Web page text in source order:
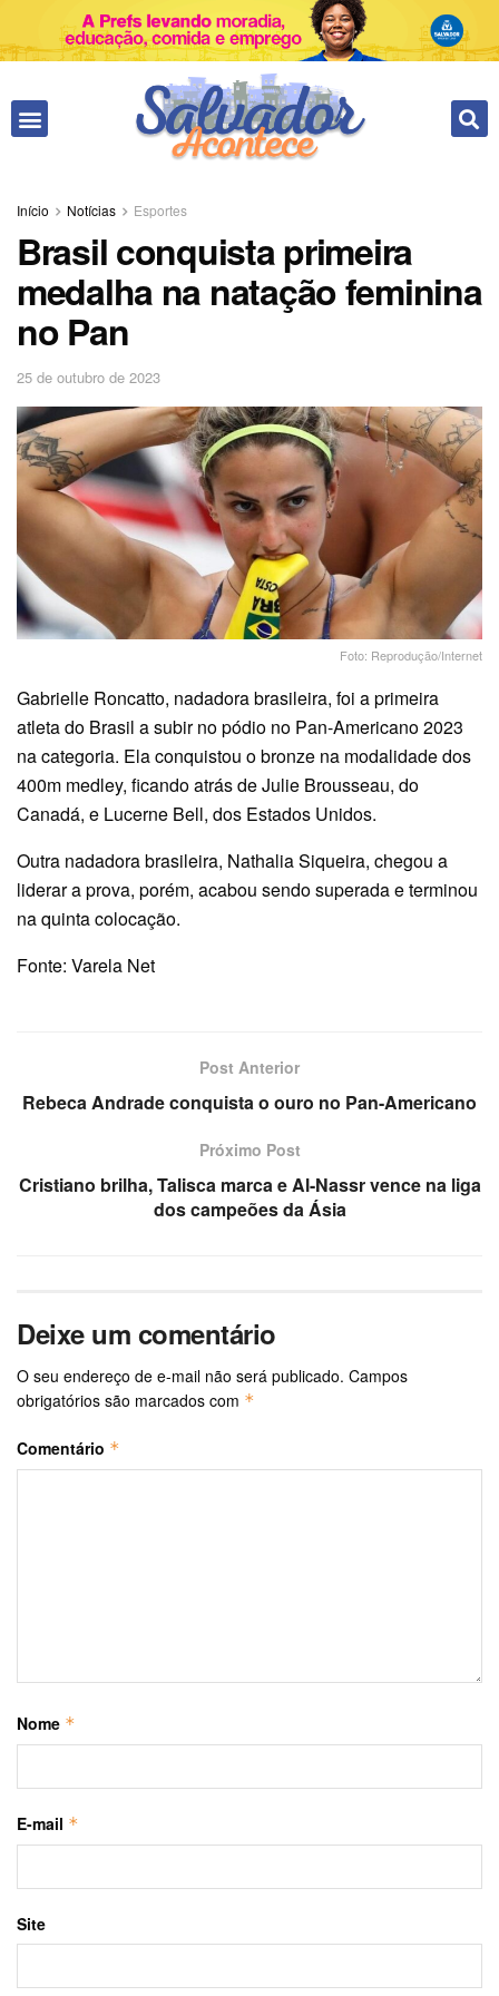
Início Notícias Esportes
Brasil conquista primeira
medalha na natação feminina
no Pan
25 de outubro de 2023
Foto: Reprodução/Internet
Gabrielle Roncatto, nadadora brasileira, foi a primeira
atleta do Brasil a subir no pódio no Pan-Americano 2023
na categoria. Ela conquistou o bronze na modalidade dos
400m medley, ficando atrás de Julie Brousseau, do
Canadá, e Lucerne Bell, dos Estados Unidos.
Outra nadadora brasileira, Nathalia Siqueira, chegou a
liderar a prova, porém, acabou sendo superada e terminou
na quinta colocação.
Fonte: Varela Net
Post Anterior
Rebeca Andrade conquista o ouro no Pan-Americano
Próximo Post
Cristiano brilha, Talisca marca e Al-Nassr vence na liga
dos campeões da Ásia
Deixe um comentário
O seu endereço de e-mail não será publicado. Campos
obrigatórios são marcados com *
Comentário *
Nome *
E-mail *
Site